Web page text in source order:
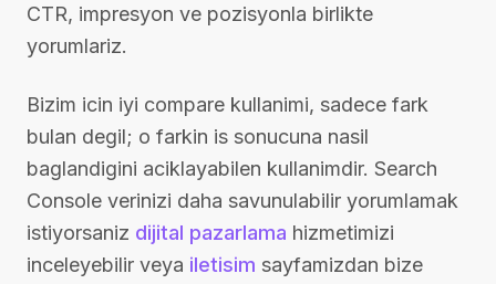
CTR, impresyon ve pozisyonla birlikte
yorumlariz.
Bizim icin iyi compare kullanimi, sadece fark
bulan degil; o farkin is sonucuna nasil
baglandigini aciklayabilen kullanimdir. Search
Console verinizi daha savunulabilir yorumlamak
istiyorsaniz dijital pazarlama hizmetimizi
inceleyebilir veya iletisim sayfamizdan bize